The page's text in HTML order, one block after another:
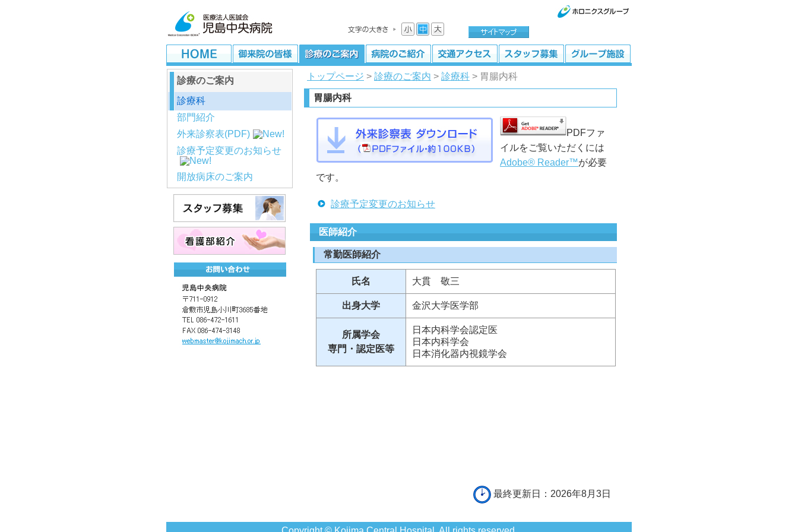
トップページ > 診療のご案内 > 診療科 > 胃腸内科
胃腸内科
PDFファ
イルをご覧いただくには
Adobe® Reader™が必要
です。
診療予定変更のお知らせ
医師紹介
常勤医師紹介
氏名 大貫 敬三
出身大学 金沢大学医学部
所属学会
専門・認定医等
日本内科学会認定医
日本内科学会
日本消化器内視鏡学会
最終更新日：2026年8月3日
診療のご案内
診療科
部門紹介
外来診察表(PDF)
診療予定変更のお知らせ
開放病床のご案内